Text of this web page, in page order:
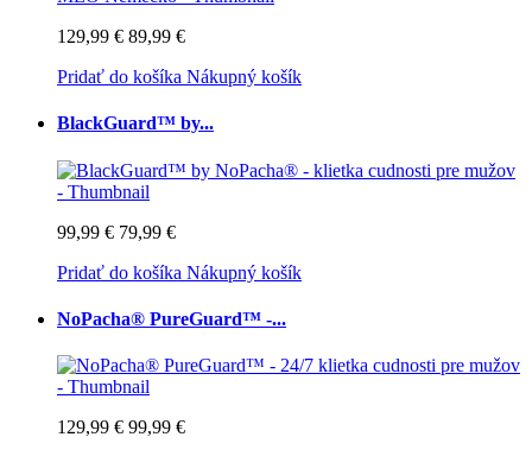
129,99 € 89,99 €
Pridať do košíka Nákupný košík
BlackGuard™ by...
99,99 € 79,99 €
Pridať do košíka Nákupný košík
NoPacha® PureGuard™ -...
129,99 € 99,99 €